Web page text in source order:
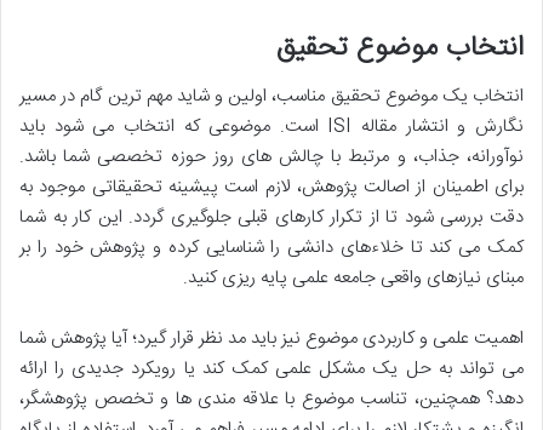
انتخاب موضوع تحقیق
انتخاب یک موضوع تحقیق مناسب، اولین و شاید مهم ترین گام در مسیر
نگارش و انتشار مقاله ISI است. موضوعی که انتخاب می شود باید
نوآورانه، جذاب، و مرتبط با چالش های روز حوزه تخصصی شما باشد.
برای اطمینان از اصالت پژوهش، لازم است پیشینه تحقیقاتی موجود به
دقت بررسی شود تا از تکرار کارهای قبلی جلوگیری گردد. این کار به شما
کمک می کند تا خلاءهای دانشی را شناسایی کرده و پژوهش خود را بر
مبنای نیازهای واقعی جامعه علمی پایه ریزی کنید.
اهمیت علمی و کاربردی موضوع نیز باید مد نظر قرار گیرد؛ آیا پژوهش شما
می تواند به حل یک مشکل علمی کمک کند یا رویکرد جدیدی را ارائه
دهد؟ همچنین، تناسب موضوع با علاقه مندی ها و تخصص پژوهشگر،